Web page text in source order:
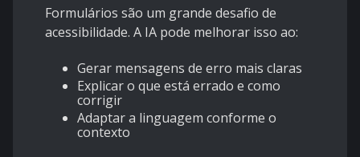
Formulários são um grande desafio de
acessibilidade. A IA pode melhorar isso ao:
Gerar mensagens de erro mais claras
Explicar o que está errado e como
corrigir
Adaptar a linguagem conforme o
contexto